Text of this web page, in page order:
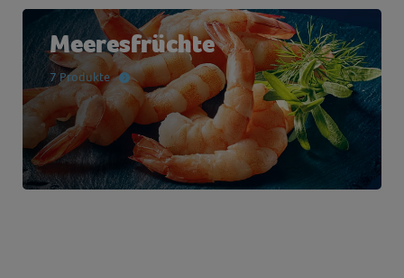
Meeresfrüchte
7 Produkte